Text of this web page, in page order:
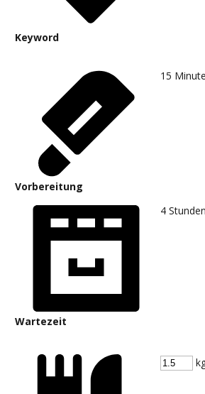
Keyword
Vorbereitung
15
Wartezeit
4 Stunden